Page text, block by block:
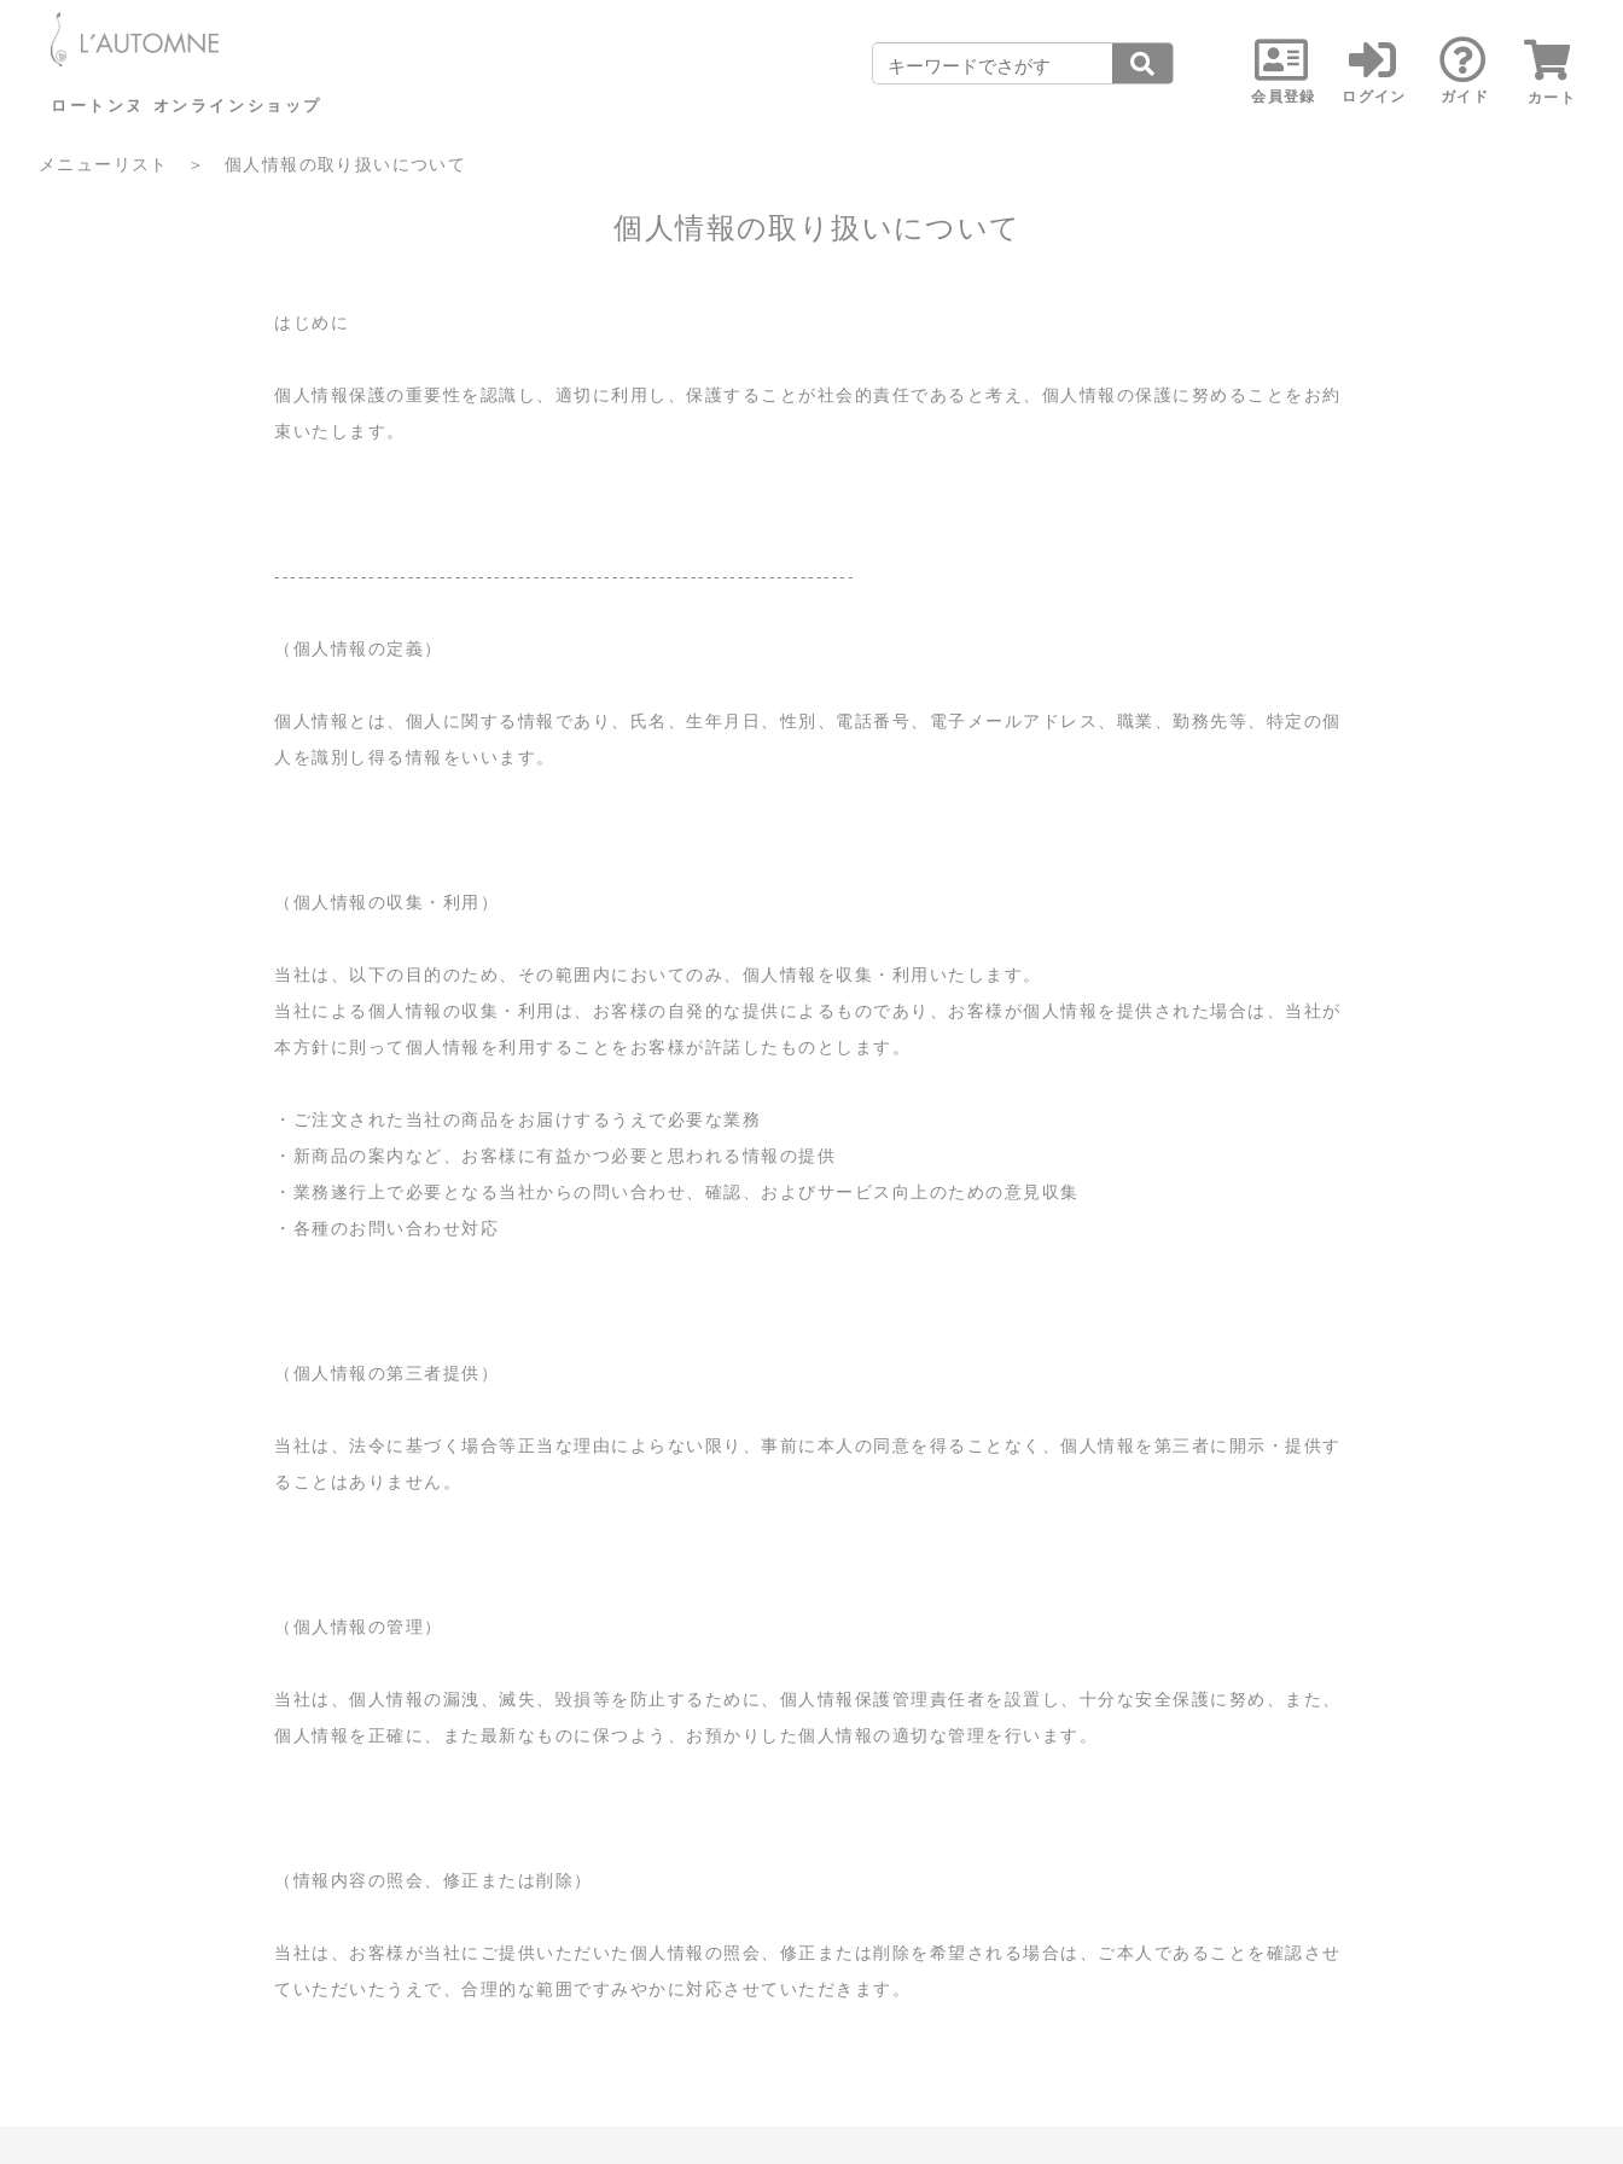
会員登録 ログイン ガイド カート
ロートンヌ オンラインショップ
メニューリスト ＞ 個人情報の取り扱いについて
個人情報の取り扱いについて
はじめに
個人情報保護の重要性を認識し、適切に利用し、保護することが社会的責任であると考え、個人情報の保護に努めることをお約
束いたします。
--------------------------------------------------------------------------
（個人情報の定義）
個人情報とは、個人に関する情報であり、氏名、生年月日、性別、電話番号、電子メールアドレス、職業、勤務先等、特定の個
人を識別し得る情報をいいます。
（個人情報の収集・利用）
当社は、以下の目的のため、その範囲内においてのみ、個人情報を収集・利用いたします。
当社による個人情報の収集・利用は、お客様の自発的な提供によるものであり、お客様が個人情報を提供された場合は、当社が
本方針に則って個人情報を利用することをお客様が許諾したものとします。
・ご注文された当社の商品をお届けするうえで必要な業務
・新商品の案内など、お客様に有益かつ必要と思われる情報の提供
・業務遂行上で必要となる当社からの問い合わせ、確認、およびサービス向上のための意見収集
・各種のお問い合わせ対応
（個人情報の第三者提供）
当社は、法令に基づく場合等正当な理由によらない限り、事前に本人の同意を得ることなく、個人情報を第三者に開示・提供す
ることはありません。
（個人情報の管理）
当社は、個人情報の漏洩、滅失、毀損等を防止するために、個人情報保護管理責任者を設置し、十分な安全保護に努め、また、
個人情報を正確に、また最新なものに保つよう、お預かりした個人情報の適切な管理を行います。
（情報内容の照会、修正または削除）
当社は、お客様が当社にご提供いただいた個人情報の照会、修正または削除を希望される場合は、ご本人であることを確認させ
ていただいたうえで、合理的な範囲ですみやかに対応させていただきます。